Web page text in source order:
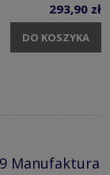
293,90 zł
DO KOSZYKA
Manufaktura